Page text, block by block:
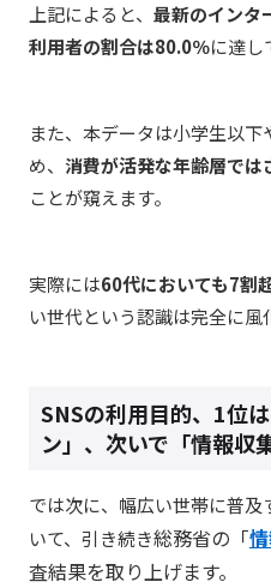
上記によると、 最新のインタ
利用者の割合は80.0％に達し
また、本データは小学生以
め、 消費が活発な年齢層では
ことが窺えます。
実際には60代においても7割
い世代という認識は完全に風
SNSの利用目的、1位
ン」、次いで「情報収集
では次に、幅広い世帯に普及
いて、引き続き総務省の「
査結果を取り上げます。